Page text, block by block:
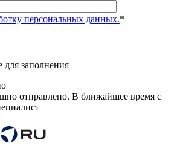
персональных данных.*
для заполнения
отправлено. В ближайшее время с